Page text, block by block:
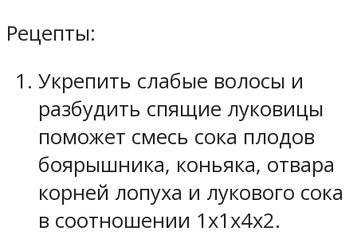
Рецепты:
Укрепить слабые волосы и
разбудить спящие луковицы
поможет смесь сока плодов
боярышника, коньяка, отвара
корней лопуха и лукового сока
в соотношении 1x1x4x2.